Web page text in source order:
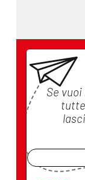
Se